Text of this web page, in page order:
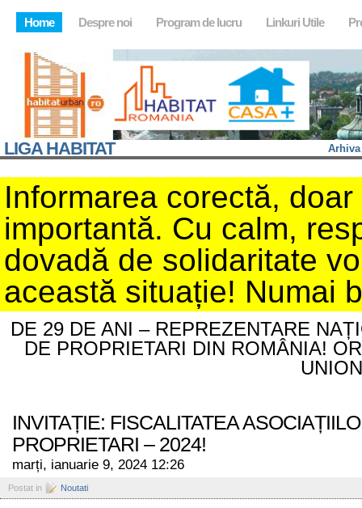
Home Despre noi Program de lucru Linkuri Utile
LIGA HABITAT Arhiva
Informarea corectă,
importantă. Cu calm,
dovadă de solidaritate
această situație! Numai
DE 29 DE ANI – REPREZENTARE
DE PROPRIETARI DIN ROMÂNIA!
INVITAȚIE: FISCALITATEA
PROPRIETARI – 2024!
marți, ianuarie 9, 2024 12:26
Postat in Noutati